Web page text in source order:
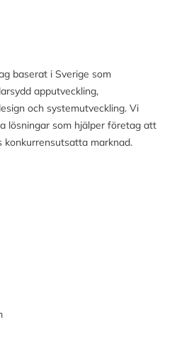
baserat i Sverige som
apputveckling,
och systemutveckling. Vi
lösningar som hjälper företag att
konkurrensutsatta marknad.